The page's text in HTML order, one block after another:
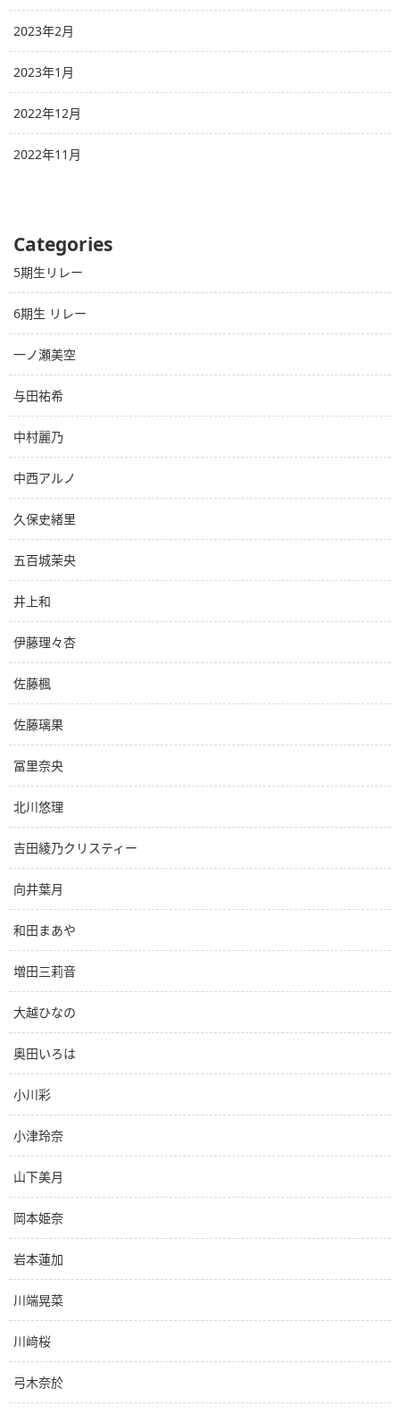
2023年2月
2023年1月
2022年12月
2022年11月
Categories
5期生リレー
6期生 リレー
一ノ瀬美空
与田祐希
中村麗乃
中西アルノ
久保史緒里
五百城茉央
井上和
伊藤理々杏
佐藤楓
佐藤璃果
冨里奈央
北川悠理
吉田綾乃クリスティー
向井葉月
和田まあや
増田三莉音
大越ひなの
奥田いろは
小川彩
小津玲奈
山下美月
岡本姫奈
岩本蓮加
川端晃菜
川﨑桜
弓木奈於